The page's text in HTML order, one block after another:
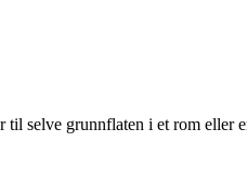
til selve grunnflaten i et rom eller